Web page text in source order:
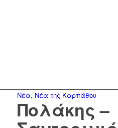
Νέα, Νέα της Καρπάθου
Πολάκης –